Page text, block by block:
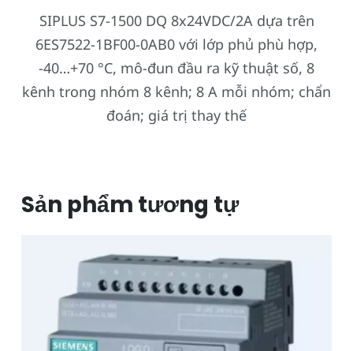
SIPLUS S7-1500 DQ 8x24VDC/2A dựa trên
6ES7522-1BF00-0AB0 với lớp phủ phù hợp,
-40…+70 °C, mô-đun đầu ra kỹ thuật số, 8
kênh trong nhóm 8 kênh; 8 A mỗi nhóm; chẩn
đoán; giá trị thay thế
Sản phẩm tương tự